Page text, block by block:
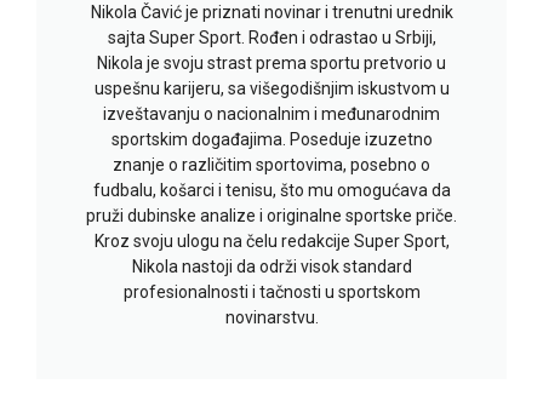
Nikola Čavić je priznati novinar i trenutni urednik
sajta Super Sport. Rođen i odrastao u Srbiji,
Nikola je svoju strast prema sportu pretvorio u
uspešnu karijeru, sa višegodišnjim iskustvom u
izveštavanju o nacionalnim i međunarodnim
sportskim događajima. Poseduje izuzetno
znanje o različitim sportovima, posebno o
fudbalu, košarci i tenisu, što mu omogućava da
pruži dubinske analize i originalne sportske priče.
Kroz svoju ulogu na čelu redakcije Super Sport,
Nikola nastoji da održi visok standard
profesionalnosti i tačnosti u sportskom
novinarstvu.